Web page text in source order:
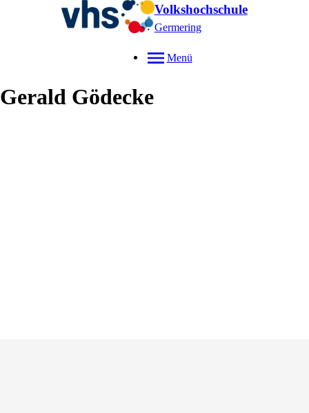
Volkshochschule
Germering
Menü
Gerald Gödecke